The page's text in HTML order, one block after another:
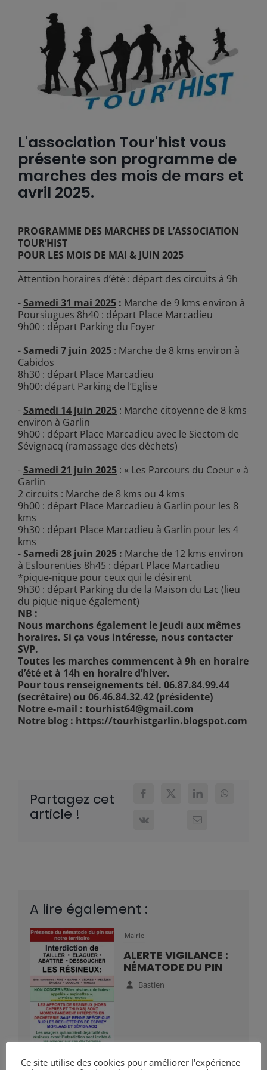
L'association Tour'hist vous
présente son programme de
marches des mois de mars et
avril 2025.
PROGRAMME DES MARCHES DE L’ASSOCIATION
TOUR’HIST
POUR LES MOIS DE MAI & JUIN 2025
Attention horaires d’été : départ des circuits à 9h
-Samedi 31 mai 2025: Marche de 9 kms environ à
Poursiugues 8h40 : départ Place Marcadieu
9h00 : départ Parking du Foyer
-Samedi 7 juin 2025: Marche de 8 kms environ à
Cabidos
8h30 : départ Place Marcadieu
9h00: départ Parking de l’Eglise
-Samedi 14 juin 2025: Marche citoyenne de 8 kms
environ à Garlin
9h00 : départ Place Marcadieu avec le Siectom de
Sévignacq (ramassage des déchets)
-Samedi 21 juin 2025: « Les Parcours du Coeur » à
Garlin
2 circuits : Marche de 8 kms ou 4 kms
9h00 : départ Place Marcadieu à Garlin pour les 8
kms
9h30 : départ Place Marcadieu à Garlin pour les 4
kms
-Samedi 28 juin 2025: Marche de 12 kms environ
à Eslourenties 8h45 : départ Place Marcadieu
*pique-nique pour ceux qui le désirent
9h30 : départ Parking du de la Maison du Lac (lieu
du pique-nique également)
NB :
Nous marchons également le jeudi aux mêmes
horaires. Si ça vous intéresse, nous contacter
SVP.
Toutes les marches commencent à 9h en horaire
d’été et à 14h en horaire d’hiver.
Pour tous renseignements tél. 06.87.84.99.44
(secrétaire) ou 06.46.84.32.42 (présidente)
Notre e-mail : tourhist64@gmail.com
Notre blog : https://tourhistgarlin.blogspot.com
Partagez cet
article !
A lire également :
Mairie
ALERTE VIGILANCE :
NÉMATODE DU PIN
Bastien
Mairie
Ce site utilise des cookies pour améliorer l'expérience